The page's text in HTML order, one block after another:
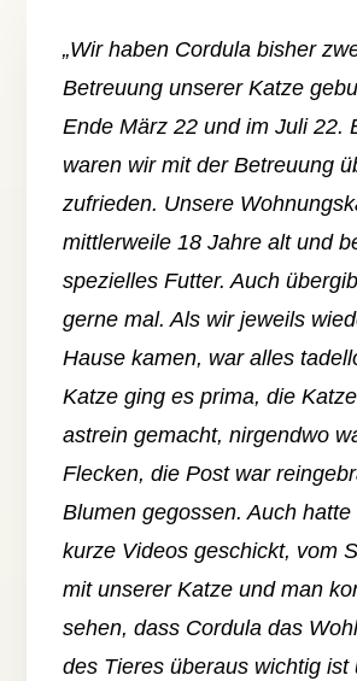
„Wir haben Cordula bisher
Betreuung unserer Katze
Ende März 22 und im Juli 22.
waren wir mit der Betreuung
zufrieden. Unsere
mittlerweile 18 Jahre alt und
spezielles Futter. Auch
gerne mal. Als wir jeweils
Hause kamen, war alles
Katze ging es prima, die
astrein gemacht, nirgendwo
Flecken, die Post war
Blumen gegossen. Auch
kurze Videos geschickt, vom
mit unserer Katze und man
sehen, dass Cordula das
des Tieres überaus wichtig ist